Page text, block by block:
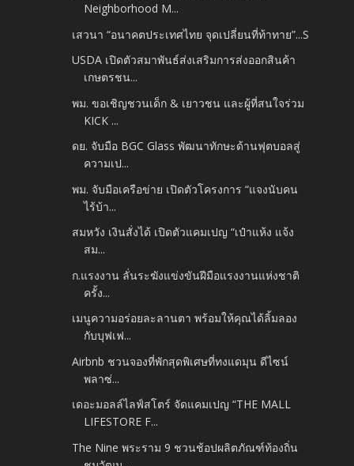
Neighborhood M...
เสวนา “อนาคตประเทศไทย จุดเปลี่ยนที่ท้าทาย”...S
USDA เปิดตัวสมาพันธ์ส่งเสริมการส่งออกสินค้า
เกษตรชน...
พม. ขอเชิญชวนเด็ก & เยาวชน และผู้ที่สนใจร่วม
KICK ...
ดย. จับมือ BGC Glass พัฒนาทักษะด้านฟุตบอลสู่
ความเป...
พม. จับมือเครือข่าย เปิดตัวโครงการ “แจงนับคน
ไร้บ้า...
สมหวัง เงินสั่งได้ เปิดตัวแคมเปญ “เป๋าแห้ง แจ้ง
สม...
ก.แรงงาน ลั่นระฆังแข่งขันฝีมือแรงงานแห่งชาติ
ครั้ง...
เมนูความอร่อยละลานตา พร้อมให้คุณได้ลิ้มลอง
กับบุฟเฟ...
Airbnb ชวนจองที่พักสุดพิเศษที่ทงแดมุน ดีไซน์
พลาซ่...
เดอะมอลล์ไลฟ์สโตร์ จัดแคมเปญ “THE MALL
LIFESTORE F...
The Nine พระราม 9 ชวนช้อปผลิตภัณฑ์ท้องถิ่น